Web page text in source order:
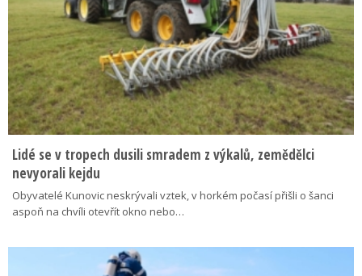
Lidé se v tropech dusili smradem z výkalů, zemědělci
nevyorali kejdu
Obyvatelé Kunovic neskrývali vztek, v horkém počasí přišli o šanci
aspoň na chvíli otevřít okno nebo…